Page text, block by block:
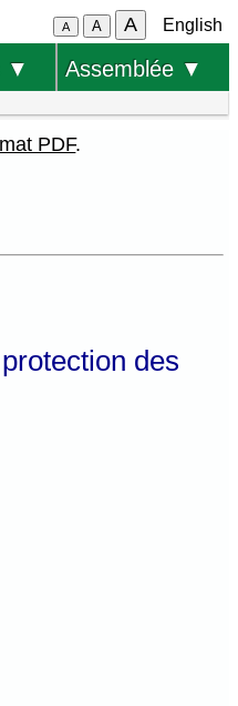
A A A English
▼ Assemblée ▼
PDF.
des